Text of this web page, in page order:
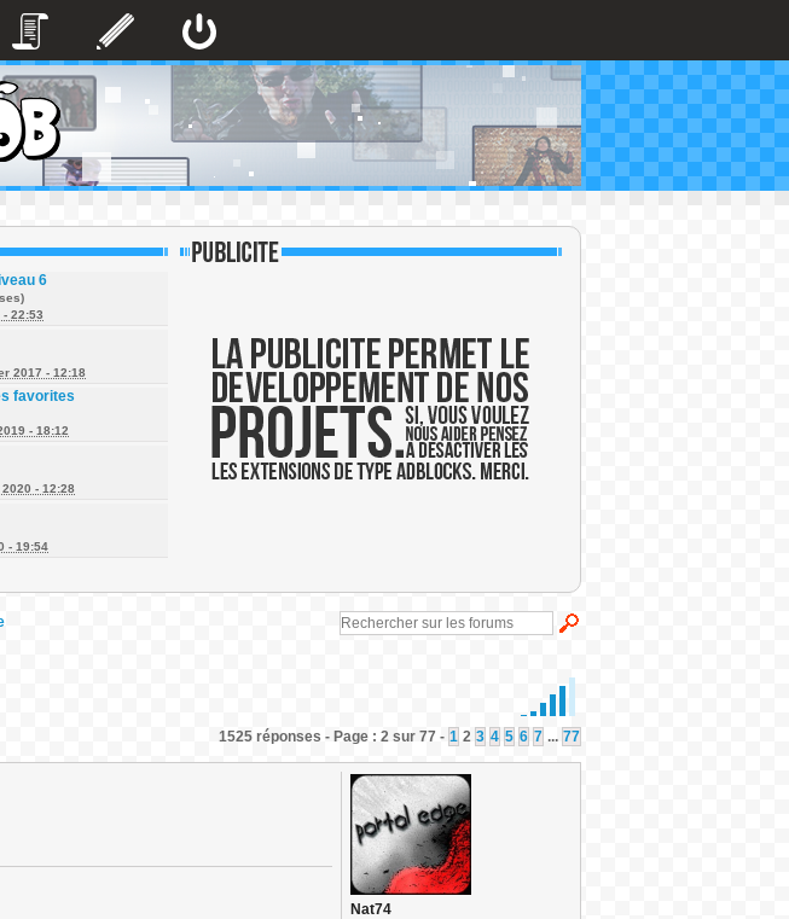
6
22:53
2017 - 12:18
favorites
- 18:12
- 12:28
- 19:54
1525 réponses - Page : 2 sur 77 - 1 2 3 4 5 6 7 ... 77
Nat74